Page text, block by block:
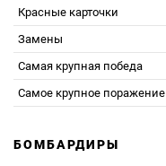
Красные карточки
Замены
Самая крупная победа
Самое крупное поражение
БОМБАРДИРЫ